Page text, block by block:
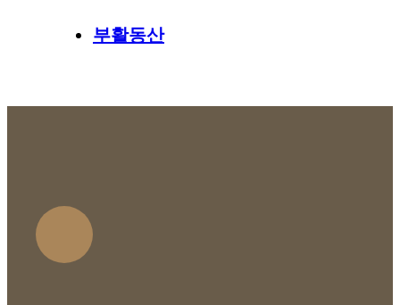
부활동산